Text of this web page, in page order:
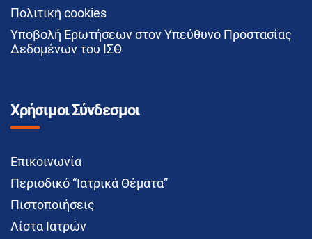
Πολιτική cookies
Υποβολή Ερωτήσεων στον Υπεύθυνο Προστασίας
Δεδομένων του ΙΣΘ
Χρήσιμοι Σύνδεσμοι
Επικοινωνία
Περιοδικό “Ιατρικά Θέματα”
Πιστοποιήσεις
Λίστα Ιατρών